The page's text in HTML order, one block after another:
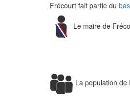
Frécourt fait partie du
Le maire de
La population